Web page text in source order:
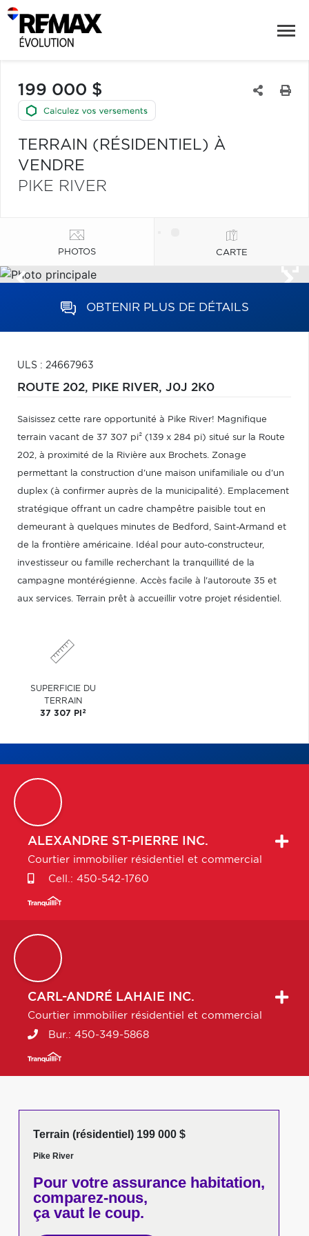
199 000 $
TERRAIN (RÉSIDENTIEL) À
VENDRE
PIKE RIVER
PHOTOS CARTE
OBTENIR PLUS DE DÉTAILS
ULS : 24667963
ROUTE 202, PIKE RIVER, J0J 2K0
Saisissez cette rare opportunité à Pike River! Magnifique
terrain vacant de 37 307 pi² (139 x 284 pi) situé sur la Route
202, à proximité de la Rivière aux Brochets. Zonage
permettant la construction d'une maison unifamiliale ou d'un
duplex (à confirmer auprès de la municipalité). Emplacement
stratégique offrant un cadre champêtre paisible tout en
demeurant à quelques minutes de Bedford, Saint-Armand et
de la frontière américaine. Idéal pour auto-constructeur,
investisseur ou famille recherchant la tranquillité de la
campagne montérégienne. Accès facile à l'autoroute 35 et
aux services. Terrain prêt à accueillir votre projet résidentiel.
SUPERFICIE DU
TERRAIN
37 307 PI 2
ALEXANDRE ST-PIERRE INC.
Courtier immobilier résidentiel et commercial
Cell.: 450-542-1760
CARL-ANDRÉ LAHAIE INC.
Courtier immobilier résidentiel et commercial
Bur.: 450-349-5868
Terrain (résidentiel) 199 000 $
Pike River
Pour votreassurance habitation,
comparez-nous,
ça vaut le coup.